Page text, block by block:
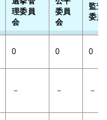
理委員
会
委員
会
監査
委員
0 0 0
－ － －